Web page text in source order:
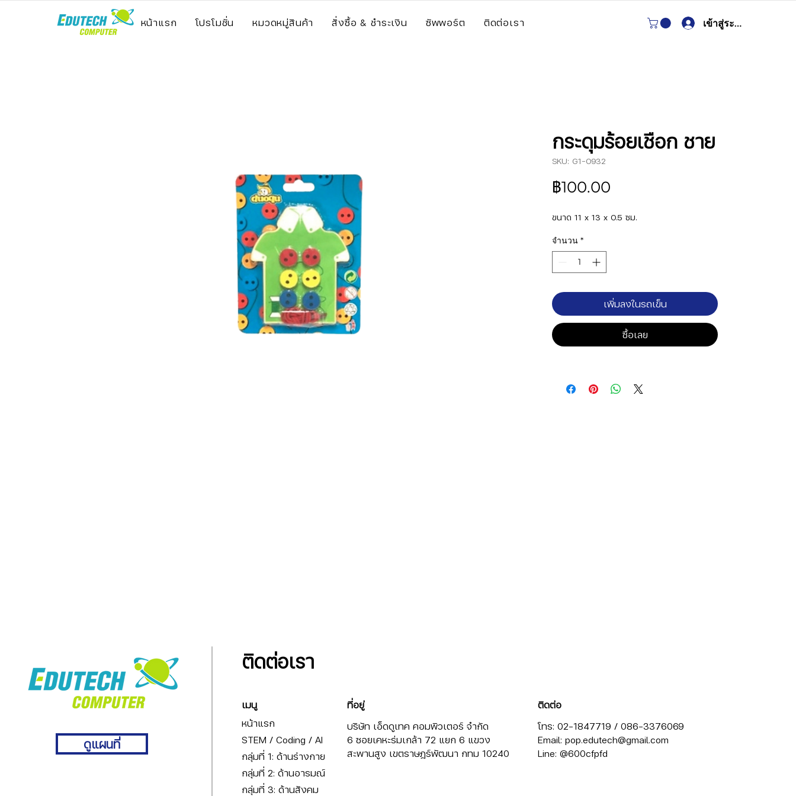
หน้าแรก โปรโมชั่น หมวดหมู่สินค้า สั่งซื้อ & ชำระเงิน ซัพพอร์ต ติดต่อเรา เข้าสู่ระบบ
กระดุมร้อยเชือก ชาย
SKU: G1-0932
฿100.00
ขนาด 11 x 13 x 0.5 ซม.
จำนวน *
เพิ่มลงในรถเข็น
ซื้อเลย
ติดต่อเรา
ดูแผนที่
เมนู
หน้าแรก
STEM / Coding / AI
กลุ่มที่ 1: ด้านร่างกาย
กลุ่มที่ 2: ด้านอารมณ์
กลุ่มที่ 3: ด้านสังคม
ที่อยู่
บริษัท เอ็ดดูเทค คอมพิวเตอร์ จำกัด
6 ซอยเคหะร่มเกล้า 72 แยก 6 แขวง
สะพานสูง เขตราษฎร์พัฒนา กทม 10240
ติดต่อ
โทร: 02-1847719 / 086-3376069
Email: pop.edutech@gmail.com
Line: @600cfpfd